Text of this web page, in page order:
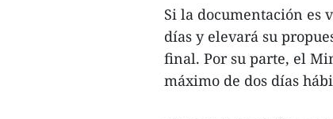
Si la documentación es
días y elevará su
final. Por su parte, el
máximo de dos días